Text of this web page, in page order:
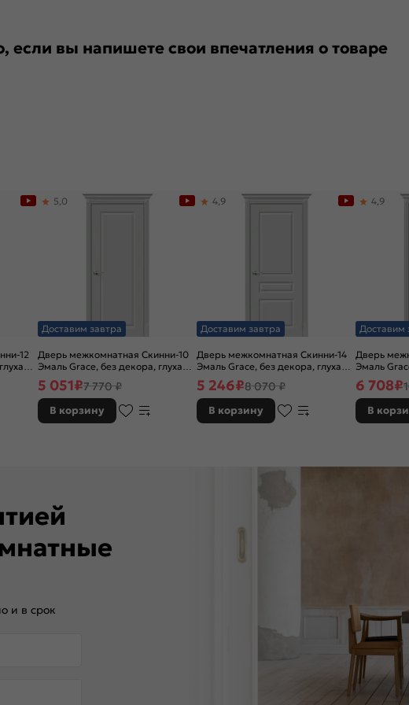
вы напишете свои впечатления о товаре
12
Доставим завтра
Дверь межкомнатная Скинни-10
Эмаль Grace, без декора, глухая,
без стекла, без кромки, скиновая
5,0
5 051₽7 770 ₽
В корзину
Доставим завтра
Дверь межкомнатная Скинни-14
Эмаль Grace, без декора, глухая,
без стекла, без кромки, скиновая
4,9
5 246₽8 070 ₽
В корзину
Доставим
Дверь
Эмаль
кромки,
4,9
6 708₽
В
и в срок